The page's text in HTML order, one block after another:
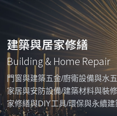
建築與居家修繕
Building & Home Repair
門窗與建築五金/廚衛設備與水
家居與安防設備/建築材料與裝
家修繕與DIY工具/環保與永續建